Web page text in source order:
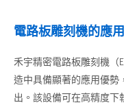
電路板雕刻機的應
禾宇精密電路板雕刻機（
造中具備顯著的應用優勢
出。該設備可在高精度下